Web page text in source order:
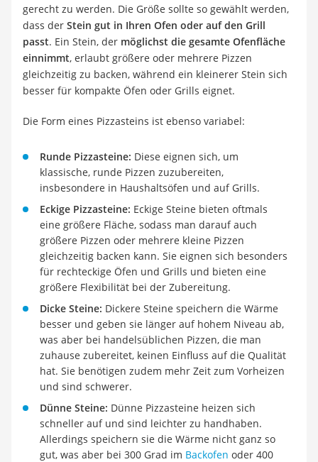
gerecht zu werden. Die Größe sollte so gewählt werden,
dass der Stein gut in Ihren Ofen oder auf den Grill
passt. Ein Stein, der möglichst die gesamte Ofenfläche
einnimmt, erlaubt größere oder mehrere Pizzen
gleichzeitig zu backen, während ein kleinerer Stein sich
besser für kompakte Öfen oder Grills eignet.
Die Form eines Pizzasteins ist ebenso variabel:
Runde Pizzasteine: Diese eignen sich, um
klassische, runde Pizzen zuzubereiten,
insbesondere in Haushaltsöfen und auf Grills.
Eckige Pizzasteine: Eckige Steine bieten oftmals
eine größere Fläche, sodass man darauf auch
größere Pizzen oder mehrere kleine Pizzen
gleichzeitig backen kann. Sie eignen sich besonders
für rechteckige Öfen und Grills und bieten eine
größere Flexibilität bei der Zubereitung.
Dicke Steine: Dickere Steine speichern die Wärme
besser und geben sie länger auf hohem Niveau ab,
was aber bei handelsüblichen Pizzen, die man
zuhause zubereitet, keinen Einfluss auf die Qualität
hat. Sie benötigen zudem mehr Zeit zum Vorheizen
und sind schwerer.
Dünne Steine: Dünne Pizzasteine heizen sich
schneller auf und sind leichter zu handhaben.
Allerdings speichern sie die Wärme nicht ganz so
gut, was aber bei 300 Grad im Backofen oder 400